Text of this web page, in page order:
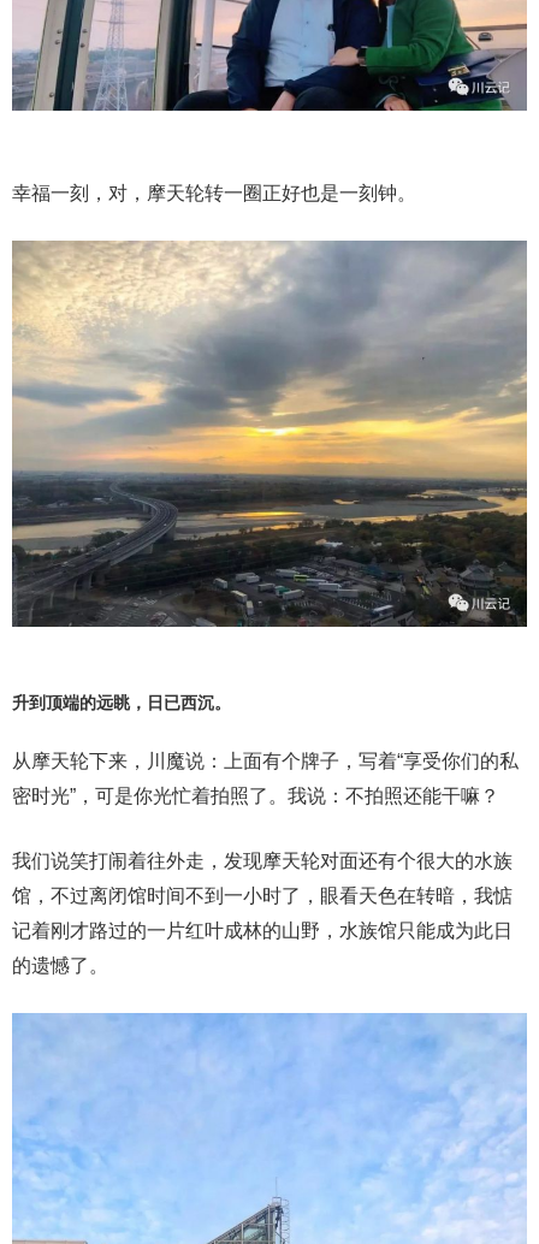
幸福一刻，对，摩天轮转一圈正好也是一刻钟。
升到顶端的远眺，日已西沉。
从摩天轮下来，川魔说：上面有个牌子，写着“享受你们的私
密时光”，可是你光忙着拍照了。我说：不拍照还能干嘛？
我们说笑打闹着往外走，发现摩天轮对面还有个很大的水族
馆，不过离闭馆时间不到一小时了，眼看天色在转暗，我惦
记着刚才路过的一片红叶成林的山野，水族馆只能成为此日
的遗憾了。